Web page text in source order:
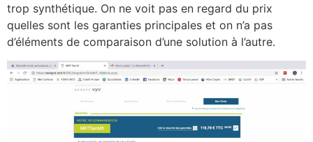
trop synthétique. On ne voit pas en regard du prix
quelles sont les garanties principales et on n’a pas
d’éléments de comparaison d’une solution à l’autre.